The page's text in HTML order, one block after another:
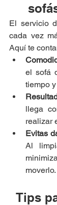
El servicio
cada vez
Aquí te
el sofá
tiempo
llega
realizar
Evitas
Al
moverlo.
Tips